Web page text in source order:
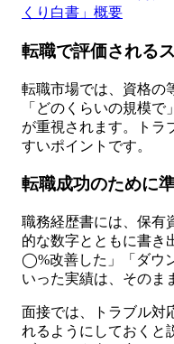
くり白書」概要
転職で評価される
転職市場では、資格の
「どのくらいの規模
が重視されます。トラ
すいポイントです。
転職成功のために
職務経歴書には、保有
的な数字とともに書き
◯%改善した」「ダウ
いった実績は、そのま
面接では、トラブル対
れるようにしておくと